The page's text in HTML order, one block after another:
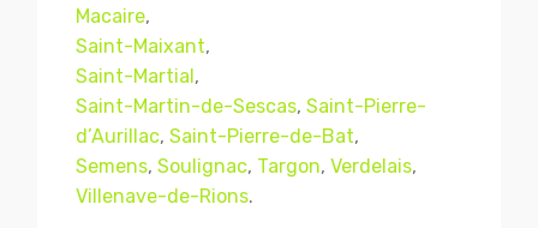
Macaire,
Saint-Maixant,
Saint-Martial,
Saint-Martin-de-Sescas, Saint-Pierre-
d’Aurillac, Saint-Pierre-de-Bat,
Semens, Soulignac, Targon, Verdelais,
Villenave-de-Rions.